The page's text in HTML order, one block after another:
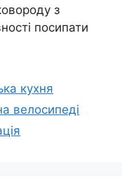
з
посипати
кухня
велосипеді